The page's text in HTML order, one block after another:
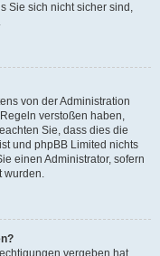
Sie sich nicht sicher sind,
von der Administration
verstoßen haben,
Sie, dass dies die
und phpBB Limited nichts
einen Administrator, sofern
wurden.
vergeben hat,